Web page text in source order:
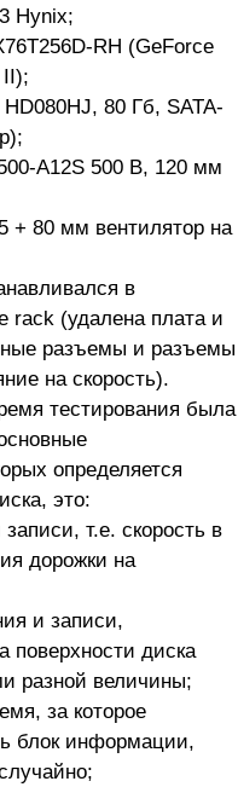
Hynix;
RH (GeForce
80 Гб, SATA-
A12S 500 В, 120 мм
+ 80 мм вентилятор на
в
(удалена плата и
разъемы и разъемы
на скорость).
тестирования была
определяется
это:
т.е. скорость в
дорожки на
и записи,
поверхности диска
разной величины;
за которое
блок информации,